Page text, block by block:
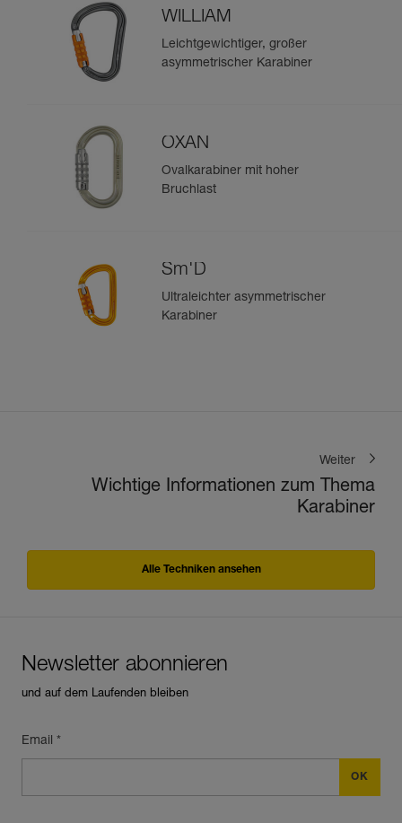
WILLIAM
Leichtgewichtiger, großer
asymmetrischer Karabiner
OXAN
Ovalkarabiner mit hoher
Bruchlast
Sm'D
Ultraleichter asymmetrischer
Karabiner
Weiter
Wichtige Informationen zum Thema
Karabiner
Alle Techniken ansehen
Newsletter abonnieren
und auf dem Laufenden bleiben
Email *